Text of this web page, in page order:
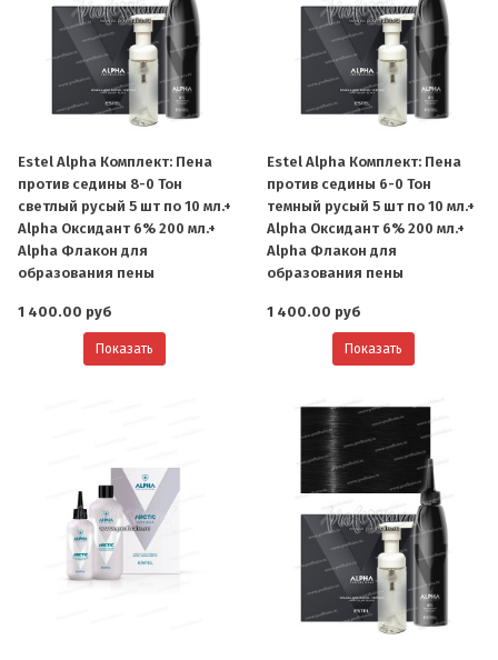
Estel Alpha Комплект: Пена
против седины 8-0 Тон
светлый русый 5 шт по 10 мл.+
Alpha Оксидант 6% 200 мл.+
Alpha Флакон для
образования пены
1 400.00 руб
Показать
Estel Alpha Комплект: Пена
против седины 6-0 Тон
темный русый 5 шт по 10 мл.+
Alpha Оксидант 6% 200 мл.+
Alpha Флакон для
образования пены
1 400.00 руб
Показать